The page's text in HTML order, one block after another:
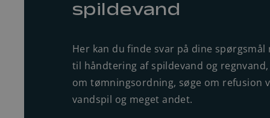
Vand
Spildevand Vand
spildevand
Her kan du finde svar på dine
til håndtering af spildevand og
om tømningsordning, søge om refusion
vandspil og meget andet.